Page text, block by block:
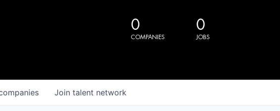
0
COMPANIES
0
JOBS
Join talent network